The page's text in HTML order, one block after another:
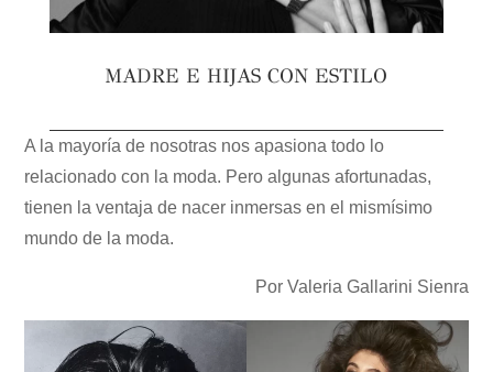
MADRE E HIJAS CON ESTILO
A la mayoría de nosotras nos apasiona todo lo
relacionado con la moda. Pero algunas afortunadas,
tienen la ventaja de nacer inmersas en el mismísimo
mundo de la moda.
Por Valeria Gallarini Sienra